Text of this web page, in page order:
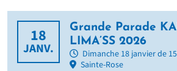
18
JANV.
Grande Parade
LIMA’SS 2026
Dimanche 18 janvier de
Sainte-Rose